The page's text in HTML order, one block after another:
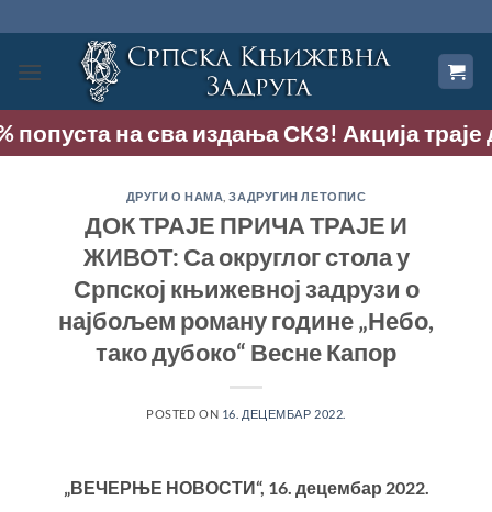
на
садржај
на сва издања СКЗ! Акција траје
ДРУГИ О НАМА ,ЗАДРУГИН ЛЕТОПИС
ДОК ТРАЈЕ ПРИЧА ТРАЈЕ И
ЖИВОТ: Са округлог стола у
Српској књижевној задрузи о
најбољем роману године „Небо,
тако дубоко“ Весне Капор
POSTED ON 16. ДЕЦЕМБАР 2022.
„ВЕЧЕРЊЕ НОВОСТИ“, 16. децембар 2022.